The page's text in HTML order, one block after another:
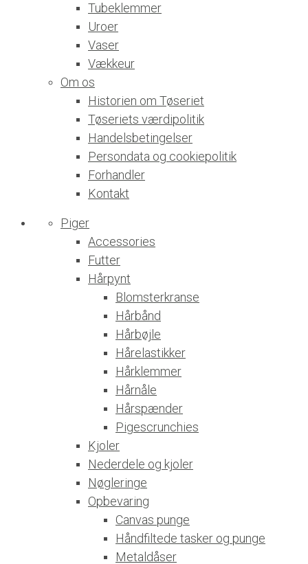
Tubeklemmer
Uroer
Vaser
Vækkeur
Om os
Historien om Tøseriet
Tøseriets værdipolitik
Handelsbetingelser
Persondata og cookiepolitik
Forhandler
Kontakt
Piger
Accessories
Futter
Hårpynt
Blomsterkranse
Hårbånd
Hårbøjle
Hårelastikker
Hårklemmer
Hårnåle
Hårspænder
Pigescrunchies
Kjoler
Nederdele og kjoler
Nøgleringe
Opbevaring
Canvas punge
Håndfiltede tasker og punge
Metaldåser